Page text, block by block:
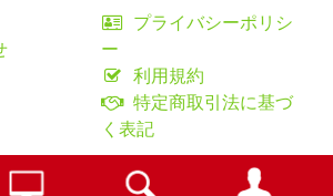
プライバシーポリシ
ー
利用規約
特定商取引法に基づ
く表記
one collaborations Co.,Ltd.